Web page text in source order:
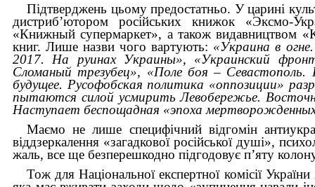
Підтверджень цьому предостатньо. У царині
дистриб’ютором російських книжок «Эксмо-
«Книжный супермаркет», а також видавництвом
книг. Лише назви чого вартують: «Украина в
2017. На руинах Украины», «Украинский
Сломаный трезубец», «Поле боя –
будущее. Русофобская политика «оппозиции»
пытаются силой усмирить Левобережье.
Наступает беспощадная «эпоха
Маємо не лише специфічний відгомін
віддзеркалення «загадкової російської душі»,
жаль, все ще безперешкодно підгодовує п’яту
Тож для Національної експертної комісії